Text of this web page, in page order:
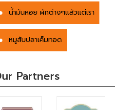
น้ำมันหอย ผักต่างๆแล้วแต่เรา
หมูสับปลาเค็มทอด
Partners